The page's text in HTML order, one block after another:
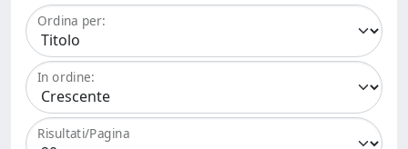
Ordina per:
In ordine:
Risultati/Pagina